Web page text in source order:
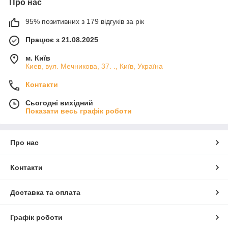
Про нас
95% позитивних з 179 відгуків за рік
Працює з 21.08.2025
м. Київ
Киев, вул. Мечникова, 37. ., Київ, Україна
Контакти
Сьогодні вихідний
Показати весь графік роботи
Про нас
Контакти
Доставка та оплата
Графік роботи